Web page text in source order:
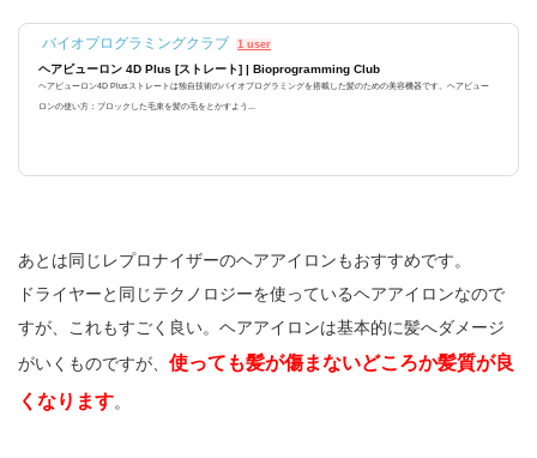
バイオプログラミングクラブ 1 user
ヘアビューロン 4D Plus [ストレート] | Bioprogramming Club
ヘアビューロン4D Plusストレートは独自技術のバイオプログラミングを搭載した髪のための美容機器です。ヘアビュー
ロンの使い方：ブロックした毛束を髪の毛をとかすよう...
あとは同じレプロナイザーのヘアアイロンもおすすめです。
ドライヤーと同じテクノロジーを使っているヘアアイロンなので
すが、これもすごく良い。ヘアアイロンは基本的に髪へダメージ
がいくものですが、 使っても髪が傷まないどころか髪質が良
くなります。